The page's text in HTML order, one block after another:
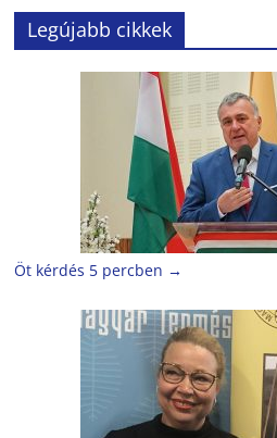
Legújabb cikkek
Öt kérdés 5 percben →